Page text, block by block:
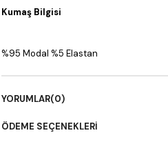
Kumaş Bilgisi
%95 Modal %5 Elastan
YORUMLAR(0)
ÖDEME SEÇENEKLERI